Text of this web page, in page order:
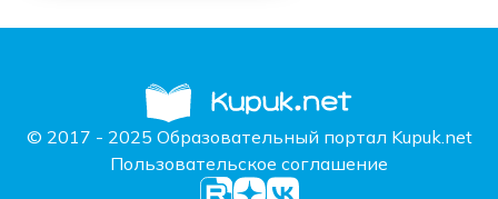
© 2017 - 2025 Образовательный портал Kupuk.net
Пользовательское соглашение